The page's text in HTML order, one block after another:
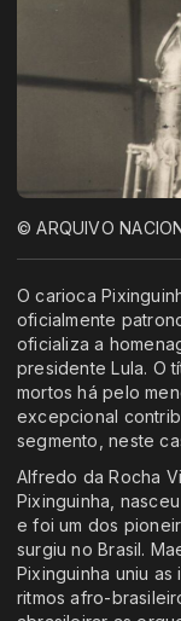
© ARQUIVO
O carioca
oficialmente
oficializa a
presidente Lula. O
mortos há pelo
excepcional
segmento, neste
Alfredo da Rocha
Pixinguinha,
e foi um dos
surgiu no Brasil.
Pixinguinha uniu
ritmos afro-